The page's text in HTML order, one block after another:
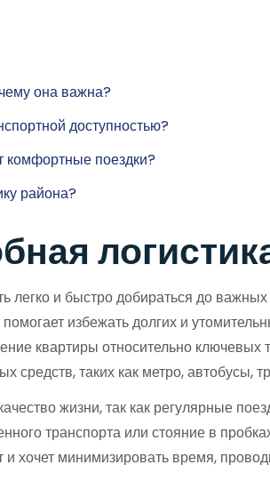
она важна?
доступностью?
комфортные поездки?
района?
легко и быстро добираться до
избежать долгих и
квартиры относительно
средств, таких как метро,
жизни, так как регулярные
транспорта или стояние в
хочет минимизировать время,